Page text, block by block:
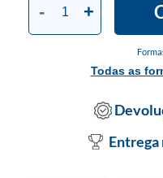
Todas as
- +
Entrega